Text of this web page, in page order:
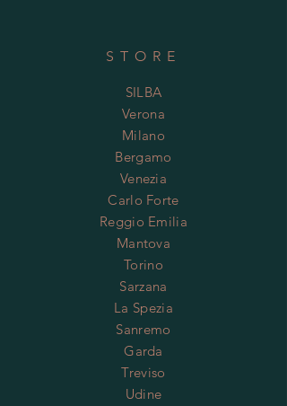
STORE
SILBA
Verona
Milano
Bergamo
Venezia
Carlo Forte
Reggio Emilia
Mantova
Torino
Sarzana
La Spezia
Sanremo
Garda
Treviso
Udine